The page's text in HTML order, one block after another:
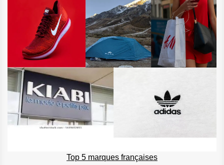
Top 5 marques françaises